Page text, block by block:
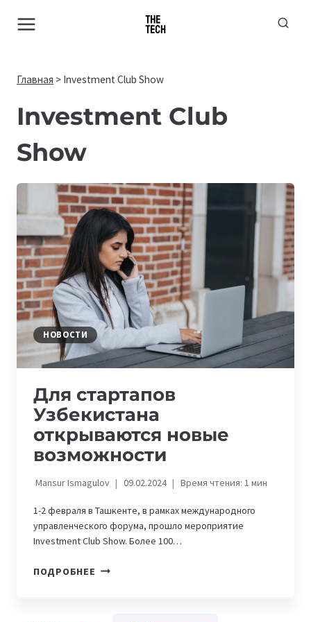
Главная > Investment Club Show
Investment Club
Show
НОВОСТИ
Для стартапов
Узбекистана
открываются новые
возможности
Mansur Ismagulov 09.02.2024 Время чтения: 1мин
1-2 февраля в Ташкенте, в рамках международного
управленческого форума, прошло мероприятие
Investment Club Show. Более 100…
ПОДРОБНЕЕ ДЛЯ